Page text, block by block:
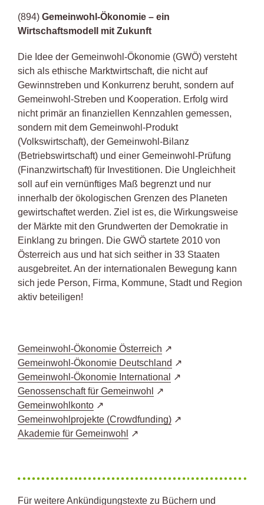
(894) Gemeinwohl-Ökonomie – ein
Wirtschaftsmodell mit Zukunft
Die Idee der Gemeinwohl-Ökonomie (GWÖ) versteht
sich als ethische Marktwirtschaft, die nicht auf
Gewinnstreben und Konkurrenz beruht, sondern auf
Gemeinwohl-Streben und Kooperation. Erfolg wird
nicht primär an finanziellen Kennzahlen gemessen,
sondern mit dem Gemeinwohl-Produkt
(Volkswirtschaft), der Gemeinwohl-Bilanz
(Betriebswirtschaft) und einer Gemeinwohl-Prüfung
(Finanzwirtschaft) für Investitionen. Die Ungleichheit
soll auf ein vernünftiges Maß begrenzt und nur
innerhalb der ökologischen Grenzen des Planeten
gewirtschaftet werden. Ziel ist es, die Wirkungsweise
der Märkte mit den Grundwerten der Demokratie in
Einklang zu bringen. Die GWÖ startete 2010 von
Österreich aus und hat sich seither in 33 Staaten
ausgebreitet. An der internationalen Bewegung kann
sich jede Person, Firma, Kommune, Stadt und Region
aktiv beteiligen!
Gemeinwohl-Ökonomie Österreich
Gemeinwohl-Ökonomie Deutschland
Gemeinwohl-Ökonomie International
Genossenschaft für Gemeinwohl
Gemeinwohlkonto
Gemeinwohlprojekte (Crowdfunding)
Akademie für Gemeinwohl
Für weitere Ankündigungstexte zu Büchern und